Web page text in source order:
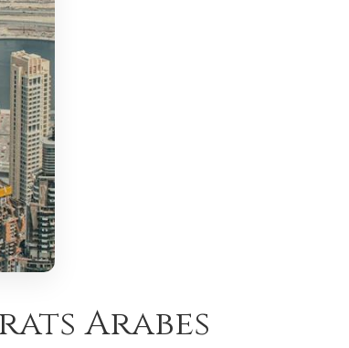
Arabes